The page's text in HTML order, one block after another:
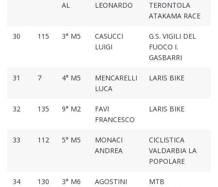
AL
LEONARDO
TERONTOLA
ATAKAMA RACE
30 115 3° M5
CASUCCI
LUIGI
G.S. VIGILI DEL
FUOCO I.
GASBARRI
31 7 4° M5
MENCARELLI
LUCA
LARIS BIKE
32 135 9° M2
FAVI
FRANCESCO
LARIS BIKE
33 112 5° M5
MONACI
ANDREA
CICLISTICA
VALDARBIA LA
POPOLARE
34 130 3° M6
AGOSTINI
MTB